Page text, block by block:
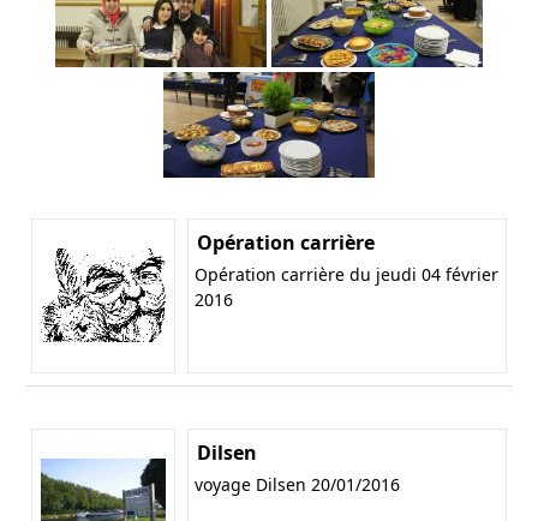
Opération carrière
Opération carrière du jeudi 04 février
2016
Dilsen
voyage Dilsen 20/01/2016